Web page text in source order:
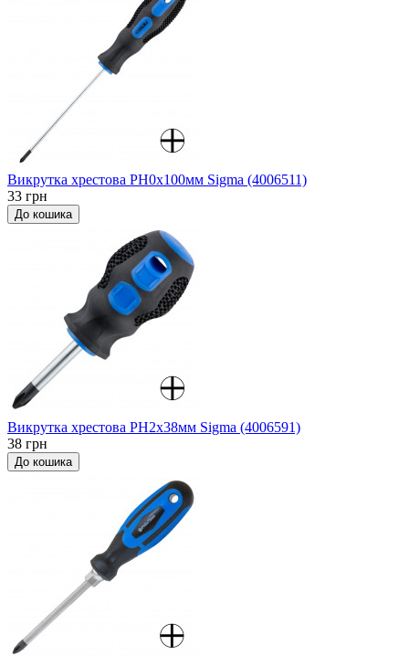
Викрутка хрестова PH0x100мм Sigma (4006511)
33 грн
До кошика
Викрутка хрестова PH2x38мм Sigma (4006591)
38 грн
До кошика